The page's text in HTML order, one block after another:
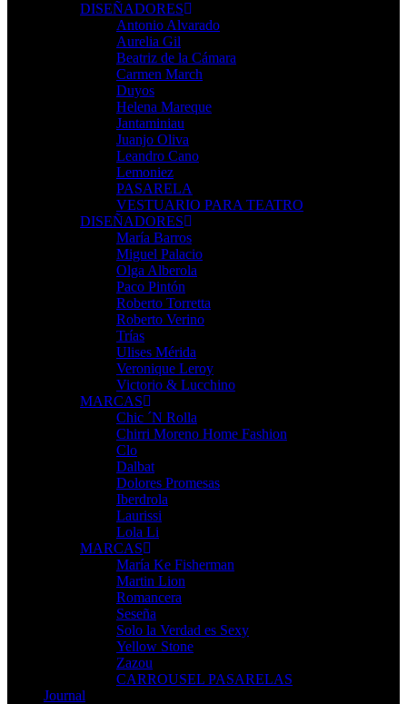
DISEÑADORES
Antonio Alvarado
Aurelia Gil
Beatriz de la Cámara
Carmen March
Duyos
Helena Mareque
Jantaminiau
Juanjo Oliva
Leandro Cano
Lemoniez
PASARELA
VESTUARIO PARA TEATRO
DISEÑADORES
María Barros
Miguel Palacio
Olga Alberola
Paco Pintón
Roberto Torretta
Roberto Verino
Trías
Ulises Mérida
Veronique Leroy
Victorio & Lucchino
MARCAS
Chic ´N Rolla
Chirri Moreno Home Fashion
Clo
Dalbat
Dolores Promesas
Iberdrola
Laurissi
Lola Li
MARCAS
María Ke Fisherman
Martin Lion
Romancera
Seseña
Solo la Verdad es Sexy
Yellow Stone
Zazou
CARROUSEL PASARELAS
Journal